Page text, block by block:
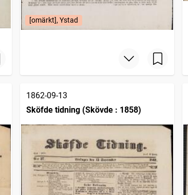
[omärkt], Ystad
1862-09-13
Sköfde tidning (Skövde : 1858)